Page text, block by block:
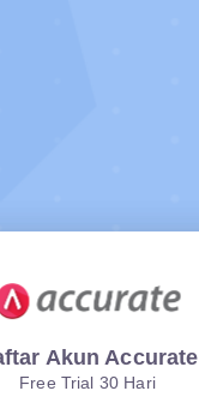
Akun Accurate
Free Trial 30 Hari